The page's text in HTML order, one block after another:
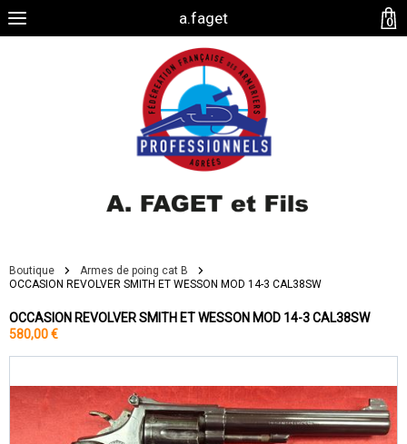
a.faget
Boutique
Armes de poing cat B
OCCASION REVOLVER SMITH ET WESSON MOD 14-3 CAL38SW
OCCASION REVOLVER SMITH ET WESSON MOD 14-3 CAL38SW
580,00 €
0